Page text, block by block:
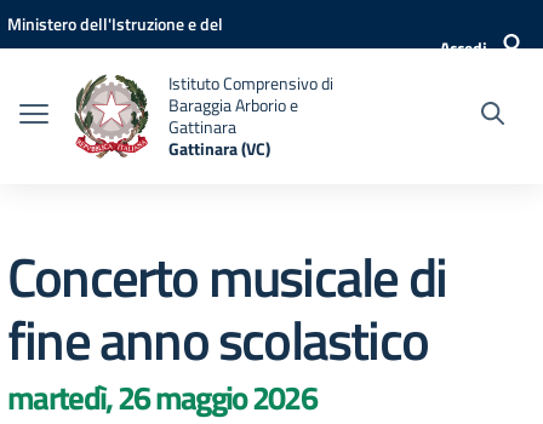
Vai ai contenuti
Vai al menu di navigazione
Vai al footer
Ministero dell'Istruzione e del
Accedi
Istituto Comprensivo di
Baraggia Arborio e
Gattinara
Gattinara (VC)
Concerto musicale di
fine anno scolastico
martedì, 26 maggio 2026